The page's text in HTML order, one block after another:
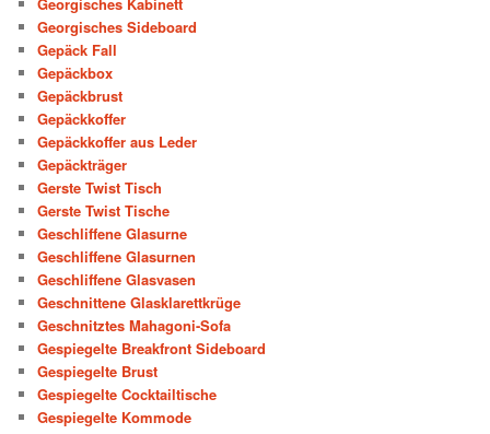
Georgisches Kabinett
Georgisches Sideboard
Gepäck Fall
Gepäckbox
Gepäckbrust
Gepäckkoffer
Gepäckkoffer aus Leder
Gepäckträger
Gerste Twist Tisch
Gerste Twist Tische
Geschliffene Glasurne
Geschliffene Glasurnen
Geschliffene Glasvasen
Geschnittene Glasklarettkrüge
Geschnitztes Mahagoni-Sofa
Gespiegelte Breakfront Sideboard
Gespiegelte Brust
Gespiegelte Cocktailtische
Gespiegelte Kommode